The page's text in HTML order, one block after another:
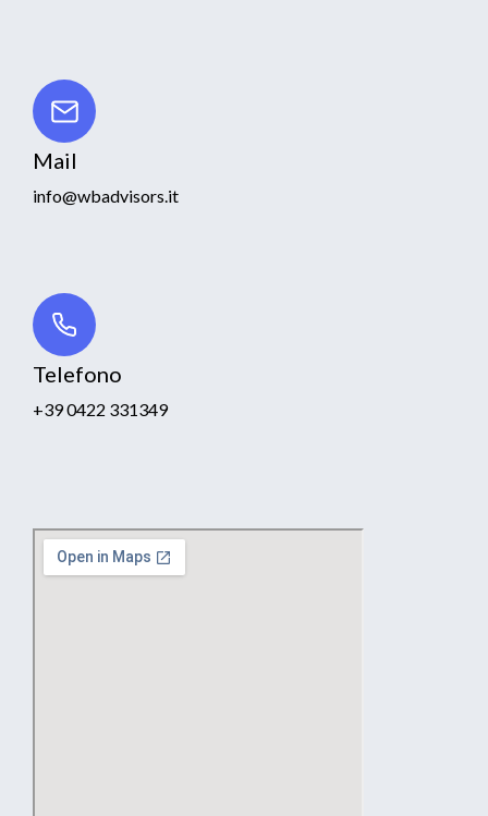
Mail
info@wbadvisors.it
Telefono
+39 0422 331349